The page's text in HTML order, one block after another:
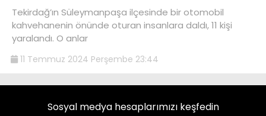
Tekirdağ’ın Süleymanpaşa ilçesinde bir otomobil
kahvehanenin önünde oturan insanlara daldı, 11 kişi
yaralandı. O anlar
11 Temmuz 2024 Perşembe 23:44
Sosyal medya hesaplarımızı keşfedin